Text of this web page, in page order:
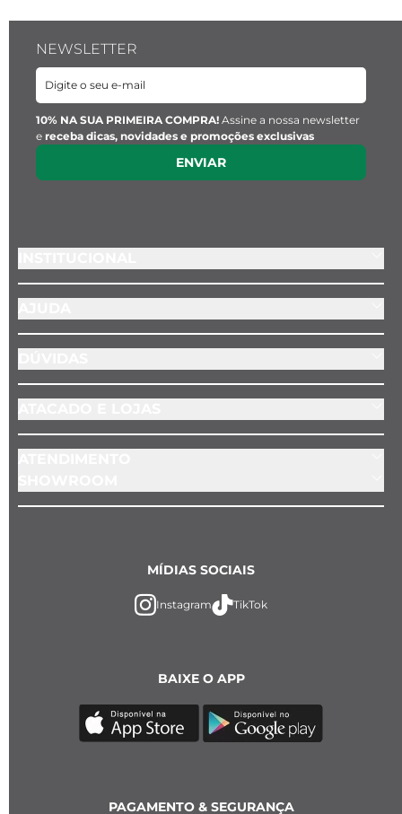
NEWSLETTER
10% NA SUA PRIMEIRA COMPRA! Assine a nossa newsletter
e receba dicas, novidades e promoções exclusivas
ENVIAR
BAIXE O APP
MÍDIAS SOCIAIS
Instagram TikTok
PAGAMENTO & SEGURANÇA